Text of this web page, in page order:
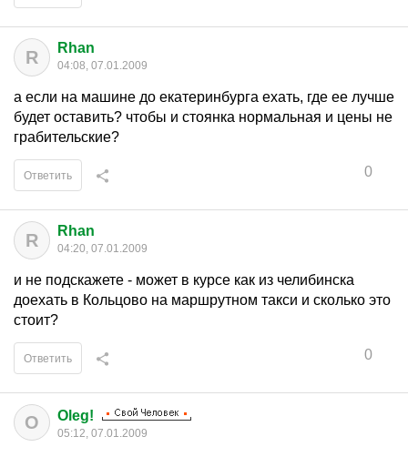
R Rhan
04:08, 07.01.2009
а если на машине до екатеринбурга ехать, где ее лучше
будет оставить? чтобы и стоянка нормальная и цены не
грабительские?
0
Ответить
R Rhan
04:20, 07.01.2009
и не подскажете - может в курсе как из челибинска
доехать в Кольцово на маршрутном такси и сколько это
стоит?
0
Ответить
O Oleg!
05:12, 07.01.2009